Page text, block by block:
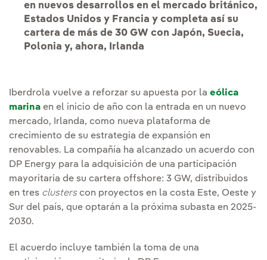
en nuevos desarrollos en el mercado británico,
Estados Unidos y Francia y completa así su
cartera de más de 30 GW con Japón, Suecia,
Polonia y, ahora, Irlanda
Iberdrola vuelve a reforzar su apuesta por la eólica
marina en el inicio de año con la entrada en un nuevo
mercado, Irlanda, como nueva plataforma de
crecimiento de su estrategia de expansión en
renovables. La compañía ha alcanzado un acuerdo con
DP Energy para la adquisición de una participación
mayoritaria de su cartera offshore: 3 GW, distribuidos
en tres clusterscon proyectos en la costa Este, Oeste y
Sur del país, que optarán a la próxima subasta en 2025-
2030.
El acuerdo incluye también la toma de una